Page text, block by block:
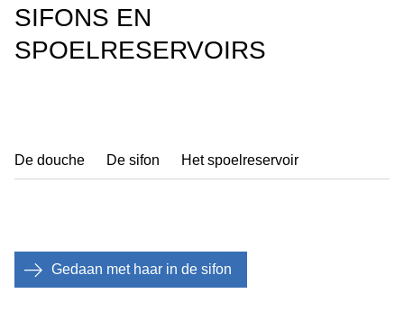
SIFONS EN
SPOELRESERVOIRS
De douche De sifon Het spoelreservoir
Gedaan met haar in de sifon